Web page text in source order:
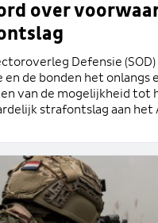
over
Defensie
en de bonden het onlangs
van de mogelijkheid tot
strafontslag aan het